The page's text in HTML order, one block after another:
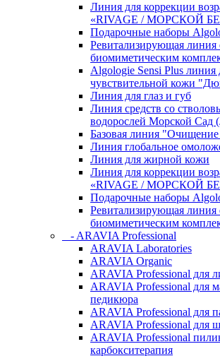
Линия для коррекции
«RIVAGE / МОРСКОЙ
Подарочные наборы
Ревитализирующая
биомиметическим
Algologie Sensi Plus линия
чувcтвительной кожи
Линия для глаз и губ
Линия средств со
водорослей Морской Сад
Базовая линия "Очищение
Линия глобальное
Линия для жирной кожи
Линия для коррекции
«RIVAGE / МОРСКОЙ
Подарочные наборы
Ревитализирующая
биомиметическим
- ARAVIA Professional
ARAVIA Laboratories
ARAVIA Organic
ARAVIA Professional для
ARAVIA Professional для
педикюра
ARAVIA Professional для
ARAVIA Professional для
ARAVIA Professional
карбокситерапия